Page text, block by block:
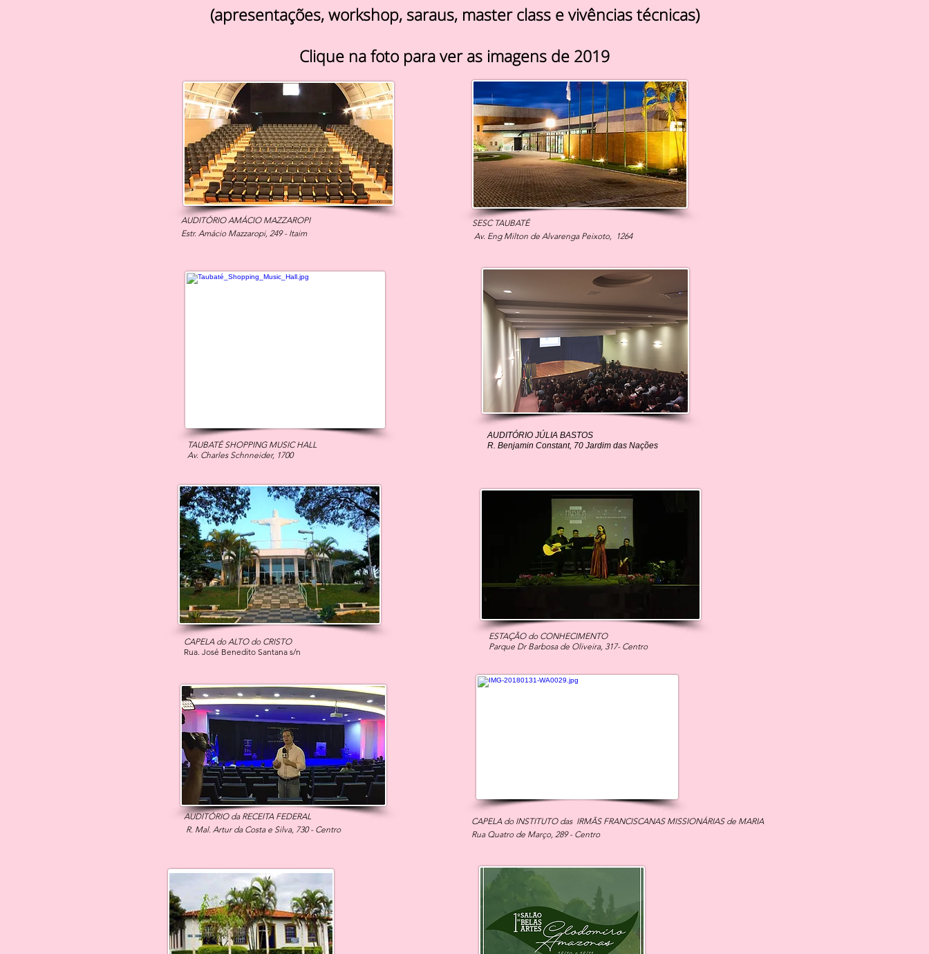
(apresentações, workshop, saraus, master class e vivências técnicas)
Clique na foto para ver as imagens de 2019
AUDITÓRIO AMÁCIO MAZZAROPI
Estr. Amácio Mazzaropi, 249 - Itaim
TAUBATÉ SHOPPING MUSIC HALL
Av. Charles Schnneider, 1700
CAPELA do ALTO do CRISTO
Rua. José Benedito Santana s/n
AUDITÓRIO da RECEITA FEDERAL
R. Mal. Artur da Costa e Silva, 730 - Centro
SESC TAUBATÉ
Av. Eng Milton de Alvarenga Peixoto, 1264
AUDITÓRIO JÚLIA BASTOS
R. Benjamin Constant, 70 Jardim das Nações
ESTAÇÃO do CONHECIMENTO
Parque Dr Barbosa de Oliveira, 317- Centro
CAPELA do INSTITUTO das IRMÃS FRANCISCANAS MISSIONÁRIAS de MARIA
Rua Quatro de Março, 289 - Centro